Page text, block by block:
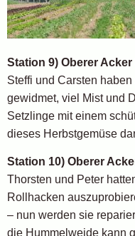
Station 9) Oberer Acker
Steffi und Carsten
gewidmet, viel Mist und
Setzlinge mit einem
dieses Herbstgemüse
Station 10) Oberer
Thorsten und Peter
Rollhacken
– nun werden sie
die Hummelweide kann